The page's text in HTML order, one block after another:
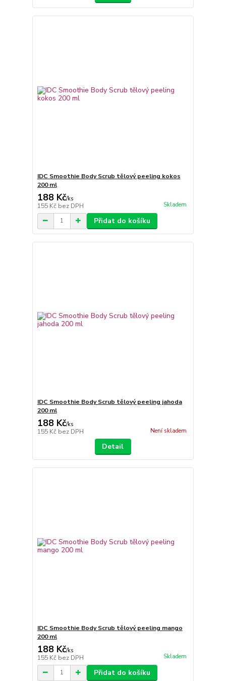
IDC Smoothie Body Scrub tělový peeling kokos
200 ml
188 Kč/ks
155 Kč bez DPH Skladem
Přidat do košíku
IDC Smoothie Body Scrub tělový peeling jahoda
200 ml
188 Kč/ks
155 Kč bez DPH Není skladem
Detail
IDC Smoothie Body Scrub tělový peeling mango
200 ml
188 Kč/ks
155 Kč bez DPH Skladem
Přidat do košíku